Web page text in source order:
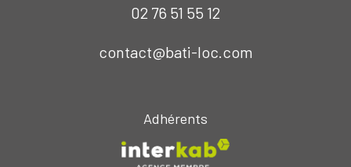
02 76 51 55 12
contact@bati-loc.com
Adhérents